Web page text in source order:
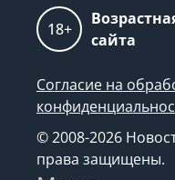
18+
сайта
Согласие на
© 2008-2026
права защищены.